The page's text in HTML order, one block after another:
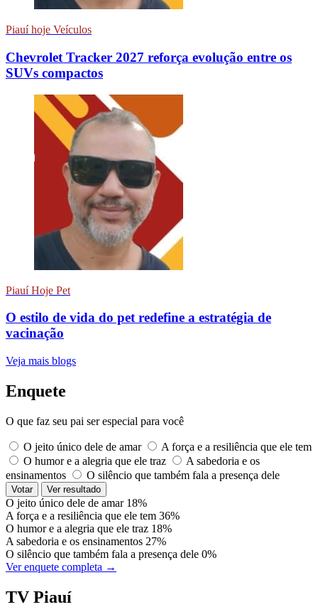
Piauí hoje Veículos
Chevrolet Tracker 2027 reforça evolução entre os
SUVs compactos
Piauí Hoje Pet
O estilo de vida do pet redefine a estratégia de
vacinação
Veja mais blogs
Enquete
O que faz seu pai ser especial para você
O jeito único dele de amar
A força e a resiliência que ele tem
O humor e a alegria que ele traz
A sabedoria e os
ensinamentos
O silêncio que também fala a presença dele
Votar Ver resultado
O jeito único dele de amar 18%
A força e a resiliência que ele tem 36%
O humor e a alegria que ele traz 18%
A sabedoria e os ensinamentos 27%
O silêncio que também fala a presença dele 0%
Ver enquete completa →
TV Piauí